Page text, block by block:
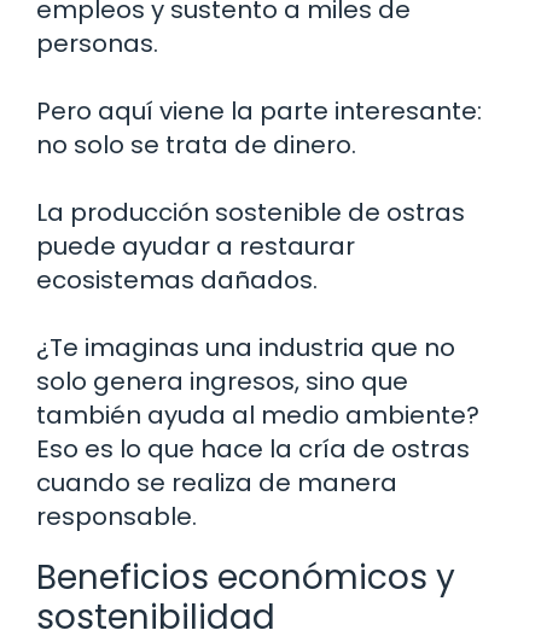
empleos y sustento a miles de
personas.
Pero aquí viene la parte interesante:
no solo se trata de dinero.
La producción sostenible de ostras
puede ayudar a restaurar
ecosistemas dañados.
¿Te imaginas una industria que no
solo genera ingresos, sino que
también ayuda al medio ambiente?
Eso es lo que hace la cría de ostras
cuando se realiza de manera
responsable.
Beneficios económicos y
sostenibilidad